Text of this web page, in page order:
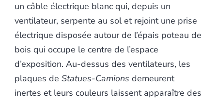
un câble électrique blanc qui, depuis un
ventilateur, serpente au sol et rejoint une prise
électrique disposée autour de l’épais poteau de
bois qui occupe le centre de l’espace
d’exposition. Au-dessus des ventilateurs, les
plaques de Statues-Camions demeurent
inertes et leurs couleurs laissent apparaître des